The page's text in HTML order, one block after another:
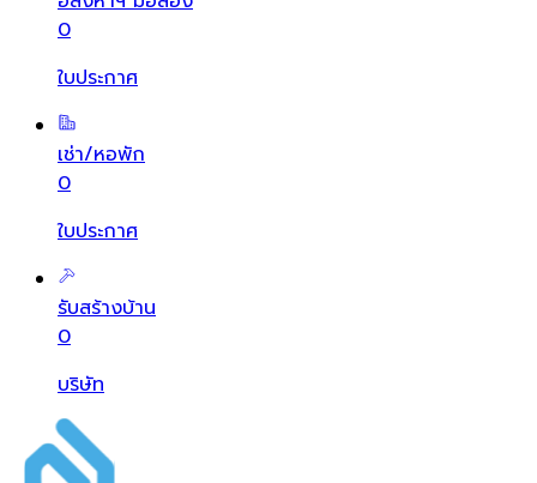
0
ใบประกาศ
เช่า/หอพัก
0
ใบประกาศ
รับสร้างบ้าน
0
บริษัท